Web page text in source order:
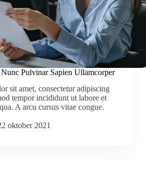
Pulvinar Sapien Ullamcorper
sit amet, consectetur adipiscing
tempor incididunt ut labore et
A arcu cursus vitae congue.
oktober 2021